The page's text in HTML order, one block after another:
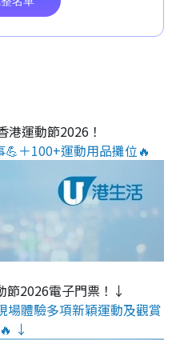
港運動節2026！
＋100+運動用品攤位🔥
節2026電子門票！↓
體驗多項新穎運動及觀賞
↓